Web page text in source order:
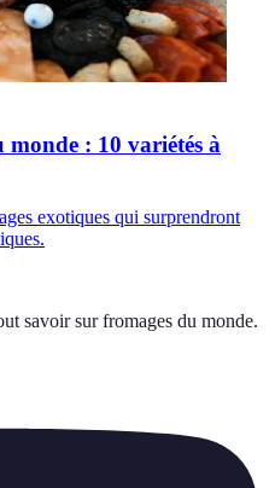
monde : 10 variétés à
exotiques qui surprendront
savoir sur fromages du monde.